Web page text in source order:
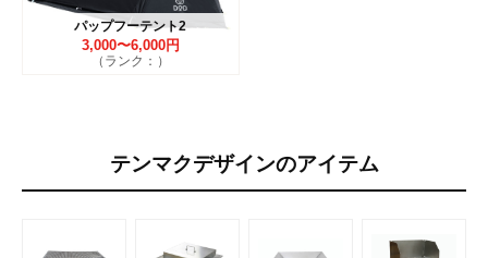
パップフーテント2
3,000〜6,000円
（ランク：）
テンマクデザインのアイテム